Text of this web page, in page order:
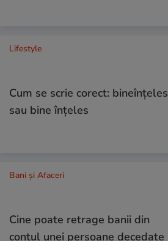
Lifestyle
Cum se scrie corect: bineînțeles
sau bine înțeles
Bani și Afaceri
Cine poate retrage banii din
contul unei persoane decedate